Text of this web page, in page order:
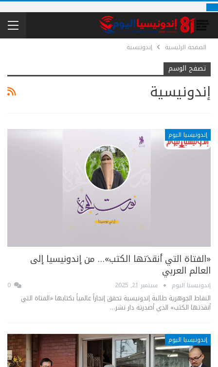
الصفحة الرئيسية إندونيسية
تصفح الوسم
إندونيسية
إندونيسيا اليوم
«الفتاة التي أنقذتها الكتب»… من إندونيسيا إلى
العالم العربي
إندونيسيا اليوم سبتمبر 21, 2025
النقاط الجوهرية طالبة إندونيسية تحقق إنجازاً عالمياً بكتابها «الفتاة التي
أنقذتها الكتب» الذي أصدرته دار نشر…
إندونيسيا اليوم